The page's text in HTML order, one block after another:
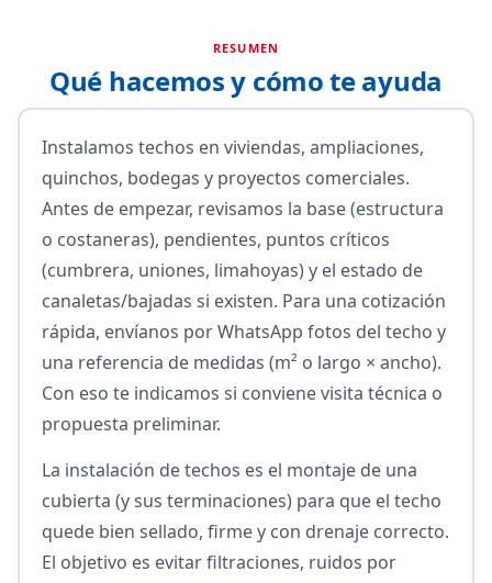
RESUMEN
Qué hacemos y cómo te ayuda
Instalamos techos en viviendas, ampliaciones,
quinchos, bodegas y proyectos comerciales.
Antes de empezar, revisamos la base (estructura
o costaneras), pendientes, puntos críticos
(cumbrera, uniones, limahoyas) y el estado de
canaletas/bajadas si existen. Para una cotización
rápida, envíanos por WhatsApp fotos del techo y
una referencia de medidas (m² o largo × ancho).
Con eso te indicamos si conviene visita técnica o
propuesta preliminar.
La instalación de techos es el montaje de una
cubierta (y sus terminaciones) para que el techo
quede bien sellado, firme y con drenaje correcto.
El objetivo es evitar filtraciones, ruidos por